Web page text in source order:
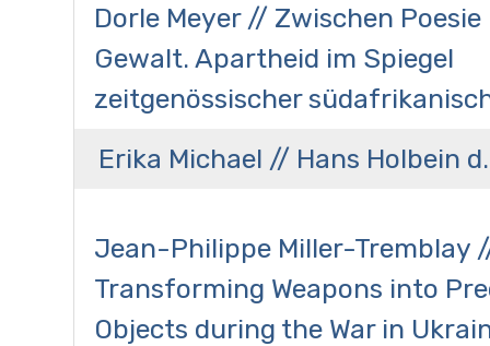
Dorle Meyer // Zwischen Poesie
Gewalt. Apartheid im Spiegel
zeitgenössischer
Erika Michael // Hans Holbein
Jean-Philippe Miller-Tremblay
Transforming Weapons into
Objects during the War in